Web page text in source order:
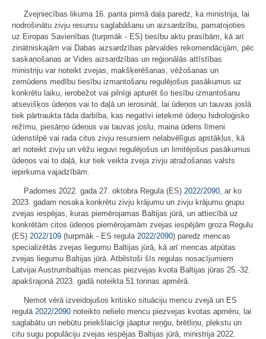
Zvejniecības likuma 16. panta pirmā daļa paredz, ka ministrija, lai
nodrošinātu zivju resursu saglabāšanu un aizsardzību, pamatojoties
uz Eiropas Savienības (turpmāk - ES) tiesību aktu prasībām, kā arī
zinātniskajām vai Dabas aizsardzības pārvaldes rekomendācijām, pēc
saskaņošanas ar Vides aizsardzības un reģionālās attīstības
ministriju var noteikt zvejas, makšķerēšanas, vēžošanas un
zemūdens medību tiesību izmantošanu regulējošus pasākumus uz
konkrētu laiku, ierobežot vai pilnīgi apturēt šo tiesību izmantošanu
atsevišķos ūdeņos vai to daļā un ierosināt, lai ūdeņos un tauvas joslā
tiek pārtraukta tāda darbība, kas negatīvi ietekmē ūdeņu hidroloģisko
režīmu, piesārņo ūdeņus vai tauvas joslu, maina ūdens līmeni
ūdenstilpē vai rada citus zivju resursiem nelabvēlīgus apstākļus, kā
arī noteikt zivju un vēžu ieguvi regulējošus un limitējošus pasākumus
ūdeņos vai to daļā, kur tiek veikta zveja zivju atražošanas valsts
iepirkuma vajadzībām.
Padomes 2022. gada 27. oktobra Regula (ES) 2022/2090, ar ko
2023. gadam nosaka konkrētu zivju krājumu un zivju krājumu grupu
zvejas iespējas, kuras piemērojamas Baltijas jūrā, un attiecībā uz
konkrētām citos ūdeņos piemērojamām zvejas iespējām groza Regulu
(ES) 2022/109 (turpmāk - ES regula 2022/2090) paredz mencas
specializētās zvejas liegumu Baltijas jūrā, kā arī mencas atpūtas
zvejas liegumu Baltijas jūrā. Atbilstoši šīs regulas nosacījumiem
Latvijai Austrumbaltijas mencas piezvejas kvota Baltijas jūras 25.-32.
apakšrajonā 2023. gadā noteikta 51 tonnas apmērā.
Ņemot vērā izveidojušos kritisko situāciju mencu zvejā un ES
regulā 2022/2090 noteikto nelielo mencu piezvejas kvotas apmēru, lai
saglabātu un nebūtu priekšlaicīgi jāaptur reņģu, brētliņu, plekstu un
citu sugu populāciju zvejas iespējas Baltijas jūrā, ministrija 2022.